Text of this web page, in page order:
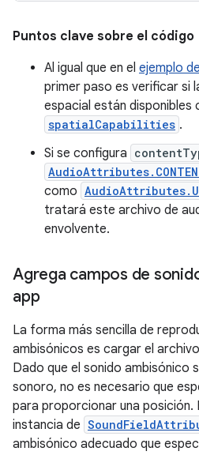
Puntos clave sobre el código
Al igual que en el ejemplo
primer paso es verificar si
espacial están disponibles
spatialCapabilities .
Si se configura
como
tratará este archivo de
envolvente.
Agrega campos de
app
La forma más sencilla de
ambisónicos es cargar el
Dado que el sonido ambisónico
sonoro, no es necesario que
para proporcionar una posición.
instancia de
ambisónico adecuado que